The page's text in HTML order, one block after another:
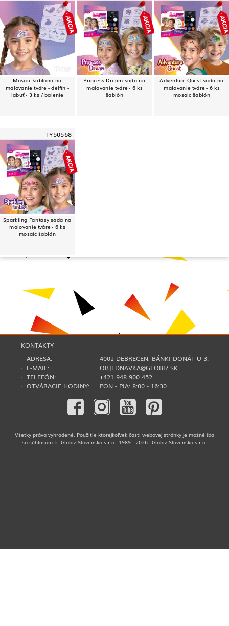
Mosaic šablóna na
malovanie tváre - delfín -
labuť - 3 ks / balenie
Princess Dream sada na
malovanie tváre - 6 ks
šablón
Adventure Quest sada na
malovanie tváre - 6 ks
mosaic šablón
TY50568
Sparkling Fantasy sada na
malovanie tváre - 6 ks
mosaic šablón
KONTAKTY
· ADRESA:
4002 DEBRECEN, BÁNKI DONÁT U 3.
· E-MAIL:
OBJEDNAVKA@GLOBIZ.SK
· TELEFÓN:
+421 948 900 452
· OTVÁRACIE HODINY:
PON - PIA: 8:00 - 16:30
Všetky práva vyhradené. Použitie ktorejkoľvek časti webovej stránky je možné iba
so súhlasom fi. Globiz Slovensko s.r.o.· 1989 - 2026 · Globiz Slovensko s.r.o.